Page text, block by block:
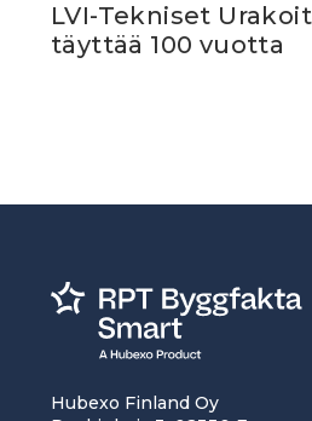
LVI-Tekniset
täyttää 100 vuotta
Hubexo Finland Oy